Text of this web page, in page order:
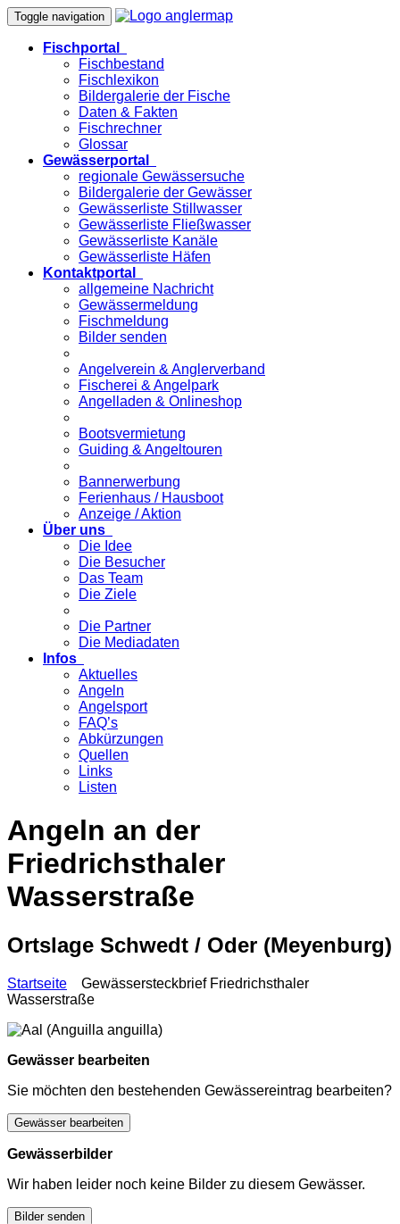
Toggle navigation
Fischportal
Fischbestand
Fischlexikon
Bildergalerie der Fische
Daten & Fakten
Fischrechner
Glossar
Gewässerportal
regionale Gewässersuche
Bildergalerie der Gewässer
Gewässerliste Stillwasser
Gewässerliste Fließwasser
Gewässerliste Kanäle
Gewässerliste Häfen
Kontaktportal
allgemeine Nachricht
Gewässermeldung
Fischmeldung
Bilder senden
Angelverein & Anglerverband
Fischerei & Angelpark
Angelladen & Onlineshop
Bootsvermietung
Guiding & Angeltouren
Bannerwerbung
Ferienhaus / Hausboot
Anzeige / Aktion
Über uns
Die Idee
Die Besucher
Das Team
Die Ziele
Die Partner
Die Mediadaten
Infos
Aktuelles
Angeln
Angelsport
FAQ’s
Abkürzungen
Quellen
Links
Listen
Angeln an der
Friedrichsthaler
Wasserstraße
Ortslage Schwedt / Oder (Meyenburg)
Startseite
Gewässersteckbrief Friedrichsthaler
Wasserstraße
Gewässer bearbeiten
Sie möchten den bestehenden Gewässereintrag bearbeiten?
Gewässer bearbeiten
Gewässerbilder
Wir haben leider noch keine Bilder zu diesem Gewässer.
Bilder senden